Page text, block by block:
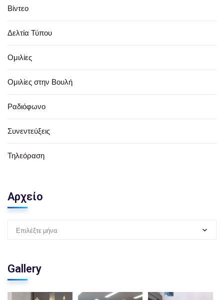
Βίντεο
Δελτία Τύπου
Ομιλίες
Ομιλίες στην Βουλή
Ραδιόφωνο
Συνεντεύξεις
Τηλεόραση
Αρχείο
Επιλέξτε μήνα
Gallery